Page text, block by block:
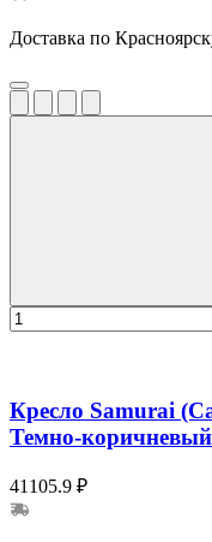
Доставка по
Кресло Samurai
Темно-коричневый
41105.9 ₽